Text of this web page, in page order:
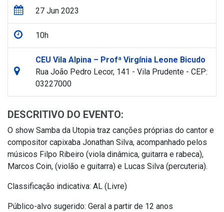
27 Jun 2023
10h
CEU Vila Alpina – Profª Virgínia Leone Bicudo
Rua João Pedro Lecor, 141 - Vila Prudente - CEP:
03227000
DESCRITIVO DO EVENTO:
O show Samba da Utopia traz canções próprias do cantor e
compositor capixaba Jonathan Silva, acompanhado pelos
músicos Filpo Ribeiro (viola dinâmica, guitarra e rabeca),
Marcos Coin, (violão e guitarra) e Lucas Silva (percuteria).
Classificação indicativa: AL (Livre)
Público-alvo sugerido: Geral a partir de 12 anos